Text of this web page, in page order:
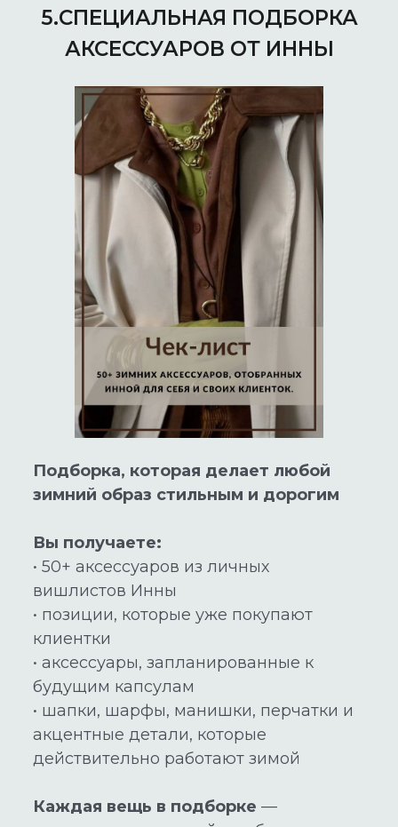
5.СПЕЦИАЛЬНАЯ ПОДБОРКА
АКСЕССУАРОВ ОТ ИННЫ
Подборка, которая делает любой
зимний образ стильным и дорогим
Вы получаете:
• 50+ аксессуаров из личных
вишлистов Инны
• позиции, которые уже покупают
клиентки
• аксессуары, запланированные к
будущим капсулам
• шапки, шарфы, манишки, перчатки и
акцентные детали, которые
действительно работают зимой
Каждая вещь в подборке —